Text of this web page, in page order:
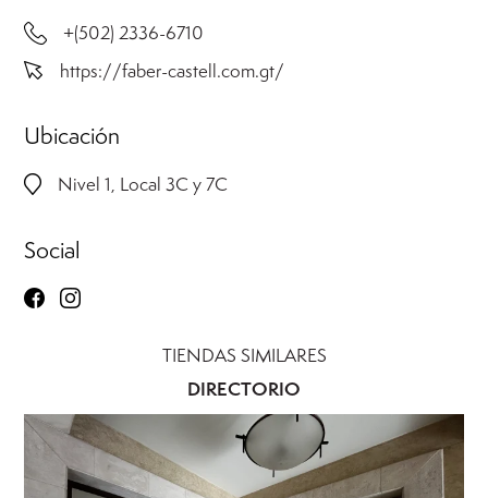
+(502) 2336-6710
https://faber-castell.com.gt/
Ubicación
Nivel 1, Local 3C y 7C
Social
TIENDAS SIMILARES
DIRECTORIO